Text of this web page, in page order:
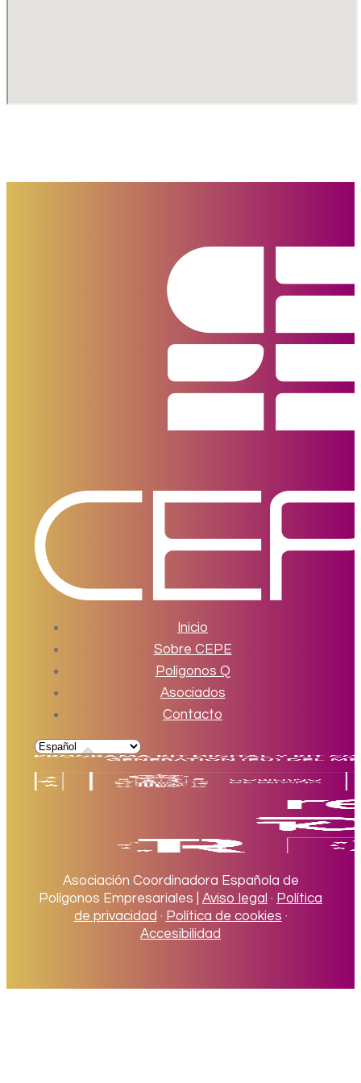
Inicio
Sobre CEPE
Polígonos Q
Asociados
Contacto
Asociación Coordinadora Española de
Polígonos Empresariales | Aviso legal · Política
de privacidad · Política de cookies ·
Accesibilidad